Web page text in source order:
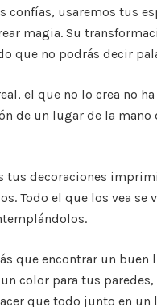
confías, usaremos tus
magia. Su
que no podrás decir
el que no lo crea no
de un lugar de la mano
tus decoraciones
Todo el que los vea se
que encontrar un buen
color para tus
que todo junto en un